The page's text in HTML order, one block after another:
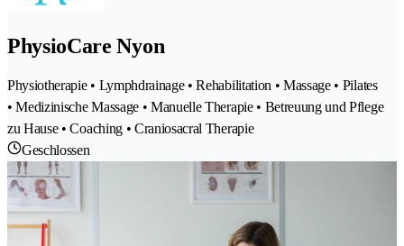
PhysioCare Nyon
Physiotherapie • Lymphdrainage • Rehabilitation • Massage • Pilates
• Medizinische Massage • Manuelle Therapie • Betreuung und Pflege
zu Hause • Coaching • Craniosacral Therapie
Geschlossen